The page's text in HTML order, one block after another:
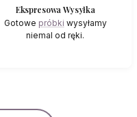
Ekspresowa Wysyłka
Gotowe próbki wysyłamy
niemal od ręki.